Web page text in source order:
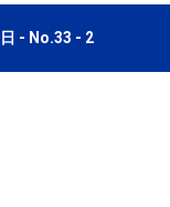
- No.33 - 2